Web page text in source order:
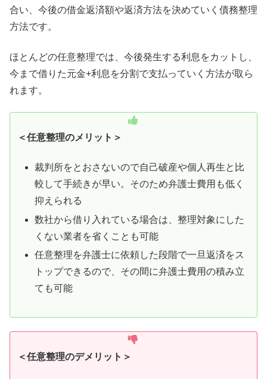
合い、今後の借金返済額や返済方法を決めていく債務整理
方法です。
ほとんどの任意整理では、今後発生する利息をカットし、
今まで借りた元金+利息を分割で支払っていく方法が取ら
れます。
＜任意整理のメリット＞
裁判所をとおさないので自己破産や個人再生と比
較して手続きが早い。そのため弁護士費用も低く
抑えられる
数社から借り入れている場合は、整理対象にした
くない業者を省くことも可能
任意整理を弁護士に依頼した段階で一旦返済をス
トップできるので、その間に弁護士費用の積み立
ても可能
＜任意整理のデメリット＞